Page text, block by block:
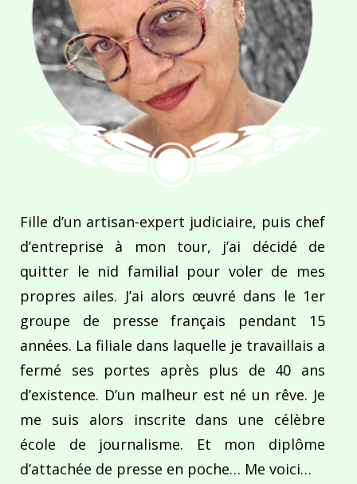
Fille d’un artisan-expert judiciaire, puis chef
d’entreprise à mon tour, j’ai décidé de
quitter le nid familial pour voler de mes
propres ailes. J’ai alors œuvré dans le 1er
groupe de presse français pendant 15
années. La filiale dans laquelle je travaillais a
fermé ses portes après plus de 40 ans
d’existence. D’un malheur est né un rêve. Je
me suis alors inscrite dans une célèbre
école de journalisme. Et mon diplôme
d’attachée de presse en poche… Me voici…